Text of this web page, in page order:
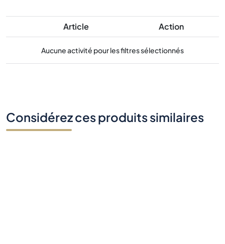
Article Action
Aucune activité pour les filtres sélectionnés
Considérez ces produits similaires